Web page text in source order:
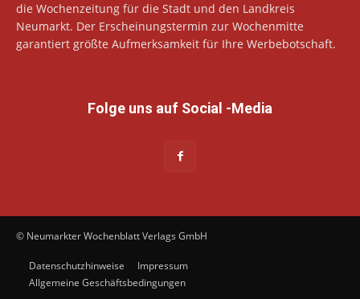
die Wochenzeitung für die Stadt und den Landkreis
Neumarkt. Der Erscheinungstermin zur Wochenmitte
garantiert größte Aufmerksamkeit für Ihre Werbebotschaft.
Folge uns auf Social -Media
© Neumarkter Wochenblatt Verlags GmbH
Datenschutzhinweise
Impressum
Allgemeine Geschäftsbedingungen